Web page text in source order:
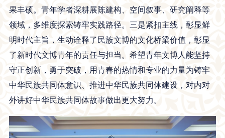
果丰硕。青年学者深耕展陈建构、空间叙事、研究阐释等
领域，多维度探索铸牢实践路径。三是紧扣主线，彰显鲜
明时代主旨，生动诠释了民族文博的文化桥梁价值，彰显
了新时代文博青年的责任与担当。希望青年文博人能坚持
守正创新，勇于突破，用青春的热情和专业的力量为铸牢
中华民族共同体意识、推进中华民族共同体建设，对内对
外讲好中华民族共同体故事做出更大努力。